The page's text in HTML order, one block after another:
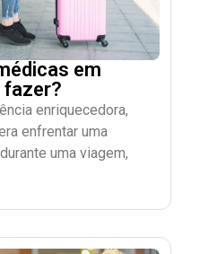
em
fazer?
enriquecedora,
enfrentar uma
uma viagem,